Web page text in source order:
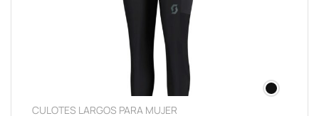
CULOTES LARGOS PARA MUJER